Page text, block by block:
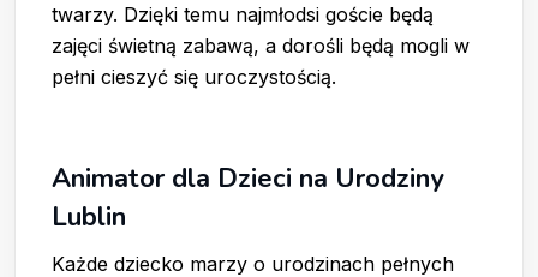
twarzy. Dzięki temu najmłodsi goście będą
zajęci świetną zabawą, a dorośli będą mogli w
pełni cieszyć się uroczystością.
Animator dla Dzieci na Urodziny
Lublin
Każde dziecko marzy o urodzinach pełnych